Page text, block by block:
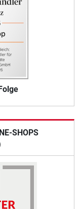
SHOPS